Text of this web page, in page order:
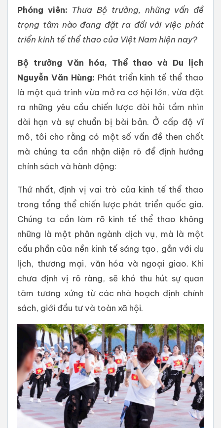
Phóng viên: Thưa Bộ trưởng, những vấn đề
trọng tâm nào đang đặt ra đối với việc phát
triển kinh tế thể thao của Việt Nam hiện nay?
Bộ trưởng Văn hóa, Thể thao và Du lịch
Nguyễn Văn Hùng: Phát triển kinh tế thể thao
là một quá trình vừa mở ra cơ hội lớn, vừa đặt
ra những yêu cầu chiến lược đòi hỏi tầm nhìn
dài hạn và sự chuẩn bị bài bản. Ở cấp độ vĩ
mô, tôi cho rằng có một số vấn đề then chốt
mà chúng ta cần nhận diện rõ để định hướng
chính sách và hành động:
Thứ nhất, định vị vai trò của kinh tế thể thao
trong tổng thể chiến lược phát triển quốc gia.
Chúng ta cần làm rõ kinh tế thể thao không
những là một phân ngành dịch vụ, mà là một
cấu phần của nền kinh tế sáng tạo, gắn với du
lịch, thương mại, văn hóa và ngoại giao. Khi
chưa định vị rõ ràng, sẽ khó thu hút sự quan
tâm tương xứng từ các nhà hoạch định chính
sách, giới đầu tư và toàn xã hội.